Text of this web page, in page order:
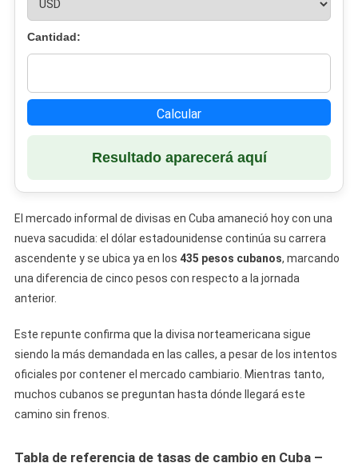
Cantidad:
Calcular
Resultado aparecerá aquí
El mercado informal de divisas en Cuba amaneció hoy con una
nueva sacudida: el dólar estadounidense continúa su carrera
ascendente y se ubica ya en los 435 pesos cubanos, marcando
una diferencia de cinco pesos con respecto a la jornada
anterior.
Este repunte confirma que la divisa norteamericana sigue
siendo la más demandada en las calles, a pesar de los intentos
oficiales por contener el mercado cambiario. Mientras tanto,
muchos cubanos se preguntan hasta dónde llegará este
camino sin frenos.
Tabla de referencia de tasas de cambio en Cuba –